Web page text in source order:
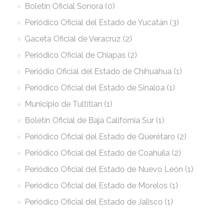
Boletín Oficial Sonora (0)
Periódico Oficial del Estado de Yucatán (3)
Gaceta Oficial de Veracruz (2)
Periódico Oficial de Chiapas (2)
Periódio Oficial del Estado de Chihuahua (1)
Periódico Oficial del Estado de Sinaloa (1)
Municipio de Tultitlan (1)
Boletín Oficial de Baja California Sur (1)
Periódico Oficial del Estado de Querétaro (2)
Periódico Oficial del Estado de Coahuila (2)
Periódico Oficial del Estado de Nuevo León (1)
Periódico Oficial del Estado de Morelos (1)
Periódico Oficial del Estado de Jalisco (1)